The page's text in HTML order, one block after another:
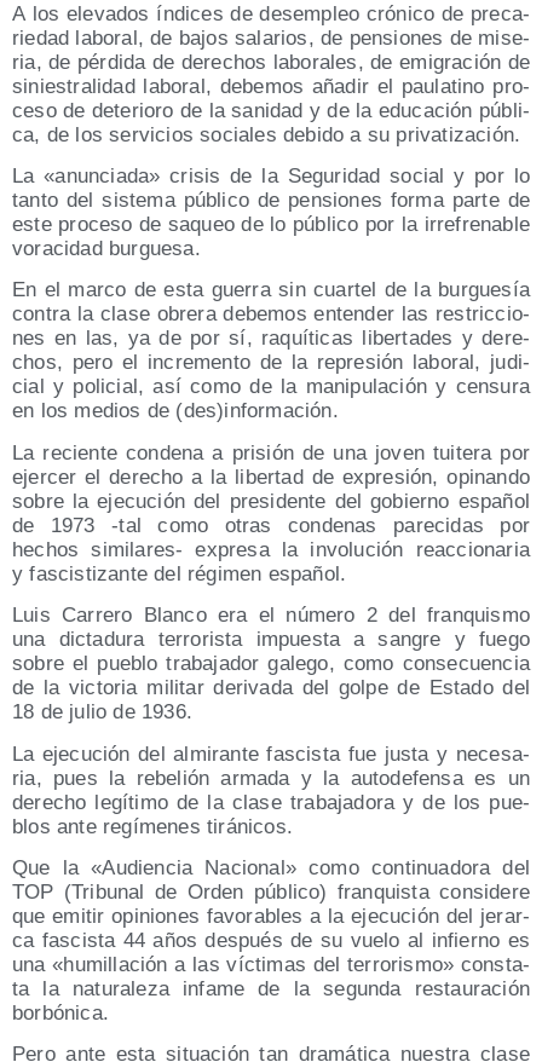
A los ele­va­dos índi­ces de des­em­pleo cró­ni­co de pre­ca­
rie­dad labo­ral, de bajos sala­rios, de pen­sio­nes de mise­
ria, de pér­di­da de dere­chos labo­ra­les, de emi­gra­ción de
sinies­tra­li­dad labo­ral, debe­mos aña­dir el pau­la­tino pro­
ce­so de dete­rio­ro de la sani­dad y de la edu­ca­ción públi­
ca, de los ser­vi­cios socia­les debi­do a su privatización.
La «anun­cia­da» cri­sis de la Segu­ri­dad social y por lo
tan­to del sis­te­ma públi­co de pen­sio­nes for­ma par­te de
este pro­ce­so de saqueo de lo públi­co por la irre­fre­na­ble
vora­ci­dad burguesa.
En el mar­co de esta gue­rra sin cuar­tel de la bur­gue­sía
con­tra la cla­se obre­ra debe­mos enten­der las res­tric­cio­
nes en las, ya de por sí, raquí­ti­cas liber­ta­des y dere­
chos, pero el incre­men­to de la repre­sión labo­ral, judi­
cial y poli­cial, así como de la mani­pu­la­ción y cen­su­ra
en los medios de (des)información.
La recien­te con­de­na a pri­sión de una joven tui­te­ra por
ejer­cer el dere­cho a la liber­tad de expre­sión, opi­nan­do
sobre la eje­cu­ción del pre­si­den­te del gobierno espa­ñol
de 1973 ‑tal como otras con­de­nas pare­ci­das por
hechos simi­la­res- expre­sa la invo­lu­ción reac­cio­na­ria
y fas­cis­ti­zan­te del régi­men español.
Luis Carre­ro Blan­co era el núme­ro 2 del fran­quis­mo
una dic­ta­du­ra terro­ris­ta impues­ta a san­gre y fue­go
sobre el pue­blo tra­ba­ja­dor gale­go, como con­se­cuen­cia
de la vic­to­ria mili­tar deri­va­da del gol­pe de Esta­do del
18 de julio de 1936.
La eje­cu­ción del almi­ran­te fas­cis­ta fue jus­ta y nece­sa­
ria, pues la rebe­lión arma­da y la auto­de­fen­sa es un
dere­cho legí­ti­mo de la cla­se tra­ba­ja­do­ra y de los pue­
blos ante regí­me­nes tiránicos.
Que la «Audien­cia Nacio­nal» como con­ti­nua­do­ra del
TOP (Tri­bu­nal de Orden públi­co) fran­quis­ta con­si­de­re
que emi­tir opi­nio­nes favo­ra­bles a la eje­cu­ción del jerar­
ca fas­cis­ta 44 años des­pués de su vue­lo al infierno es
una «humi­lla­ción a las víc­ti­mas del terro­ris­mo» cons­ta­
ta la natu­ra­le­za infa­me de la segun­da res­tau­ra­ción
borbónica.
Pero ante esta situa­ción tan dra­má­ti­ca nues­tra cla­se